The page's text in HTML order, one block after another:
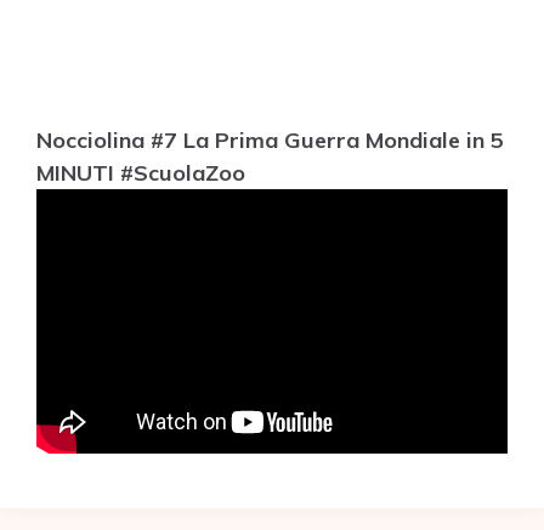
Nocciolina #7 La Prima Guerra Mondiale in 5
MINUTI #ScuolaZoo